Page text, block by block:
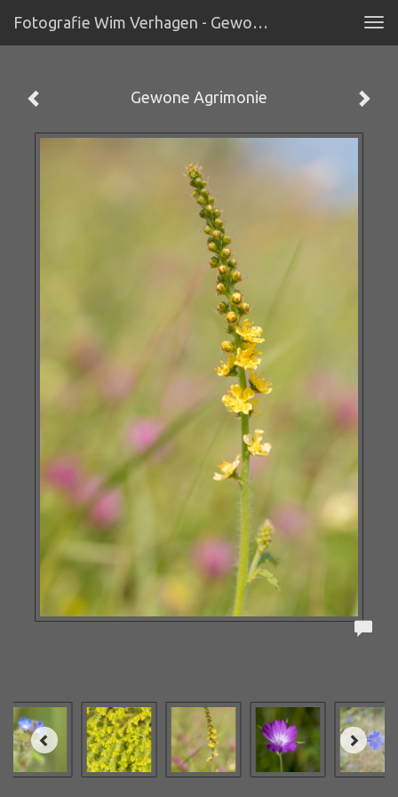
Fotografie Wim Verhagen - Gewone Agrimonie
Gewone Agrimonie